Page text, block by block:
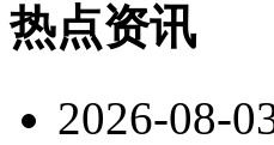
热点资讯
2026-08-